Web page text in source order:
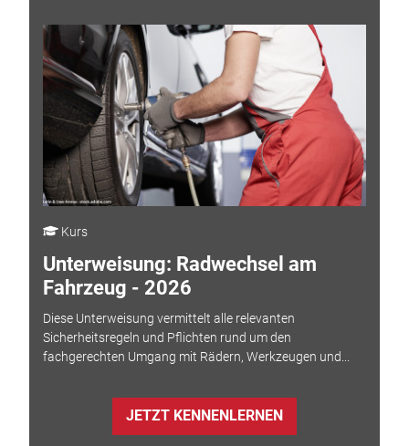
Kurs
Unterweisung: Radwechsel am
Fahrzeug - 2026
Diese Unterweisung vermittelt alle relevanten
Sicherheitsregeln und Pflichten rund um den
fachgerechten Umgang mit Rädern, Werkzeugen und...
JETZT KENNENLERNEN